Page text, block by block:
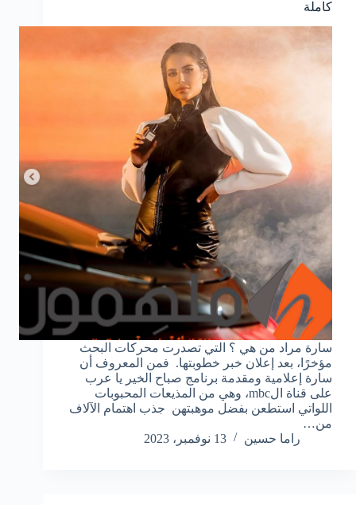
كاملة
سارة مراد من هي ؟ التي تصدرت محركات البحث
مؤخرًا، بعد إعلان خبر خطوبتها. فمن المعروف أن
سارة إعلامية ومقدمة برنامج صباح الخير يا عرب
على قناة الmbc، وهي من المذيعات المحبوبات
اللواتي استطعن بفضل موهبتهن جذب اهتمام الآلاف
من…
راما حسين
13 نوفمبر، 2023